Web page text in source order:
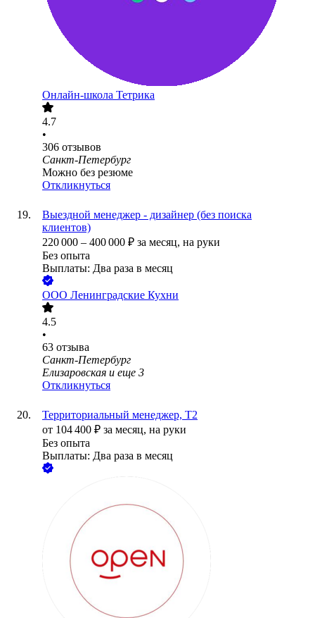
Онлайн-школа Тетрика
4.7
•
306 отзывов
Санкт-Петербург
Можно без резюме
Откликнуться
Выездной менеджер - дизайнер (без поиска
клиентов)
220 000 – 400 000 ₽ за месяц, на руки
Без опыта
Выплаты: Два раза в месяц
ООО Ленинградские Кухни
4.5
•
63 отзыва
Санкт-Петербург
Елизаровская и еще 3
Откликнуться
Территориальный менеджер, T2
от 104 400 ₽ за месяц, на руки
Без опыта
Выплаты: Два раза в месяц